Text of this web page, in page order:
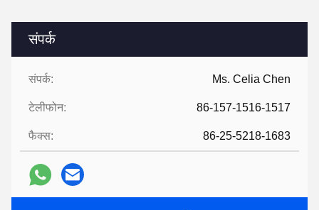
संपर्क
संपर्क: Ms. Celia Chen
टेलीफोन: 86-157-1516-1517
फैक्स: 86-25-5218-1683